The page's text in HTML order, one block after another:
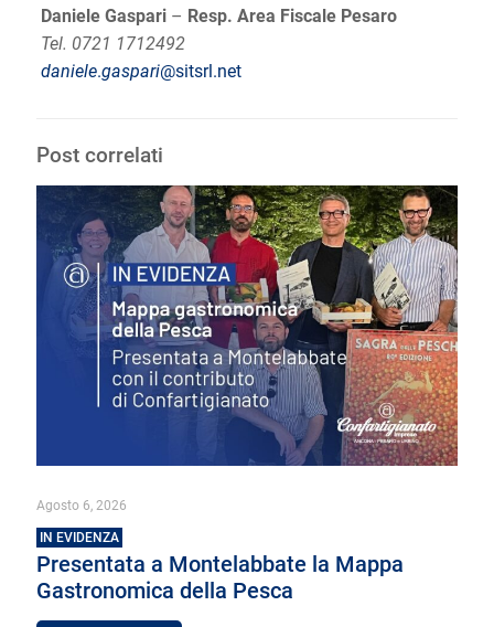
Daniele Gaspari– Resp. Area Fiscale Pesaro
Tel. 0721 1712492
daniele.gaspari@sitsrl.net
Post correlati
Agosto 6, 2026
IN EVIDENZA
Presentata a Montelabbate la Mappa
Gastronomica della Pesca